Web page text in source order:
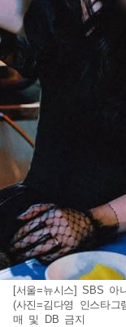
[서울=뉴시스] SBS 아
(사진=김다영 인스타그
매 및 DB 금지